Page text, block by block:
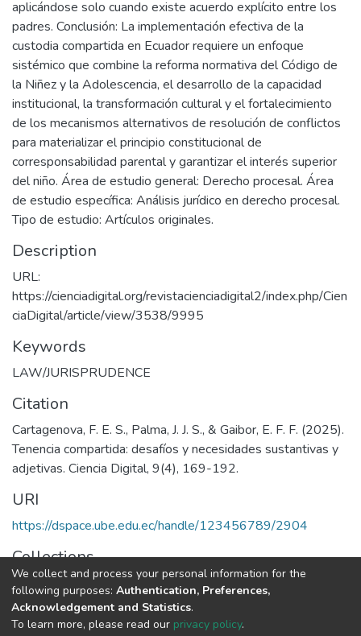
aplicándose solo cuando existe acuerdo explícito entre los
padres. Conclusión: La implementación efectiva de la
custodia compartida en Ecuador requiere un enfoque
sistémico que combine la reforma normativa del Código de
la Niñez y la Adolescencia, el desarrollo de la capacidad
institucional, la transformación cultural y el fortalecimiento
de los mecanismos alternativos de resolución de conflictos
para materializar el principio constitucional de
corresponsabilidad parental y garantizar el interés superior
del niño. Área de estudio general: Derecho procesal. Área
de estudio específica: Análisis jurídico en derecho procesal.
Tipo de estudio: Artículos originales.
Description
URL:
https://cienciadigital.org/revistacienciadigital2/index.php/Cien
ciaDigital/article/view/3538/9995
Keywords
LAW/JURISPRUDENCE
Citation
Cartagenova, F. E. S., Palma, J. J. S., & Gaibor, E. F. F. (2025).
Tenencia compartida: desafíos y necesidades sustantivas y
adjetivas. Ciencia Digital, 9(4), 169-192.
URI
https://dspace.ube.edu.ec/handle/123456789/2904
Collections
Artículos Científicos
Full item page
We collect and process your personal information for the
following purposes: Authentication, Preferences,
Acknowledgement and Statistics.
To learn more, please read our privacy policy.